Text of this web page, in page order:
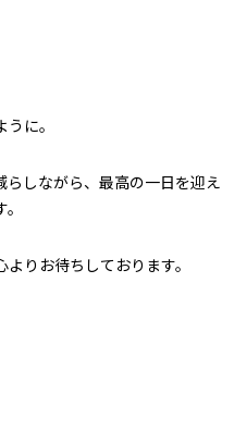
に。
らしながら、最高の一日を迎え
りお待ちしております。